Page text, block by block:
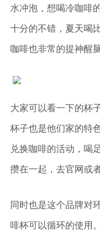
水冲泡，想喝冷咖啡
十分的不错，夏天喝
咖啡也非常的提神醒脑
大家可以看一下的杯
杯子也是他们家的特
兑换咖啡的活动，喝
攒在一起，去官网或
同时也是这个品牌对
啡杯可以循环的使用。